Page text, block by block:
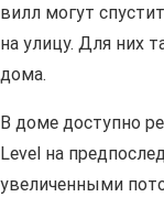
вилл могут
на улицу. Для них
дома.
В доме доступно
Level на
увеличенными